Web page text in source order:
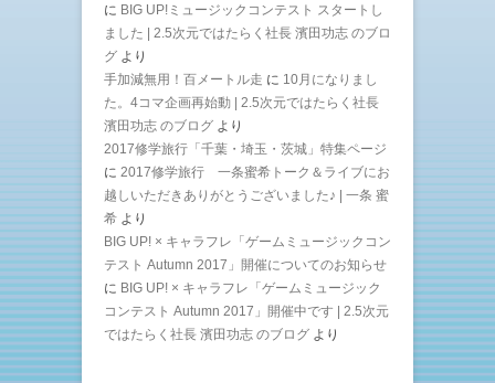
に BIG UP!ミュージックコンテスト スタートし
ました | 2.5次元ではたらく社長 濱田功志 のブロ
グ より
手加減無用！百メートル走 に 10月になりまし
た。4コマ企画再始動 | 2.5次元ではたらく社長
濱田功志 のブログ より
2017修学旅行「千葉・埼玉・茨城」特集ページ
に 2017修学旅行 一条蜜希トーク＆ライブにお
越しいただきありがとうございました♪ | 一条 蜜
希 より
BIG UP! × キャラフレ「ゲームミュージックコン
テスト Autumn 2017」開催についてのお知らせ
に BIG UP! × キャラフレ「ゲームミュージック
コンテスト Autumn 2017」開催中です | 2.5次元
ではたらく社長 濱田功志 のブログ より